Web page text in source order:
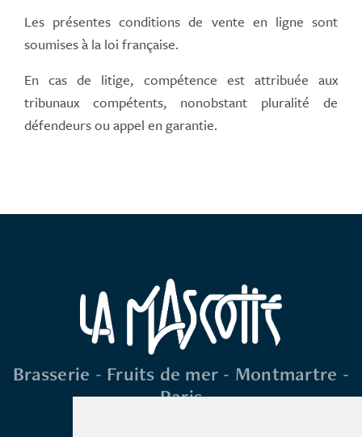
Les présentes conditions de vente en ligne sont
soumises à la loi française.
En cas de litige, compétence est attribuée aux
tribunaux compétents, nonobstant pluralité de
défendeurs ou appel en garantie.
Brasserie - Fruits de mer - Montmartre -
Paris